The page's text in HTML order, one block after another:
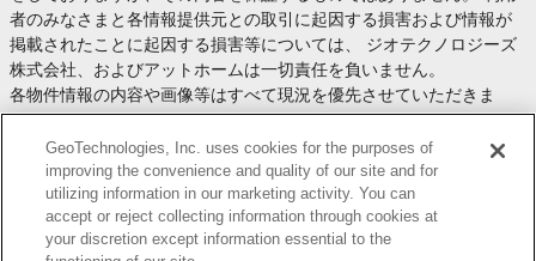
者のみなさまと各情報提供元との取引に起因する損害および情報が
掲載されたことに起因する損害等については、 ジオテクノロジーズ
株式会社、およびアットホームは一切責任を負いません。
各物件情報の内容や画像等はすべて現況を優先させていただきま
す。
お取引等（お取引の準備、資金調達等を含みます）の際には、内容
や契約条件等について、 各情報提供元より十分な説明を受け、ご自
身でご確認の上、判断してください。
このコーナーへの物件情報のご掲載、その他不動産業務ソリューシ
ョン等についての不動産会社様のお問合せはこちら
GeoTechnologies, Inc. uses cookies for the purposes of
improving the convenience and quality of our site and for
utilizing information in our marketing activity. You can
accept or reject collecting information through cookies at
your discretion except information essential to the